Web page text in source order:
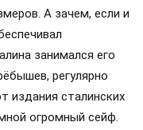
А зачем, если и
занимался его
регулярно
издания сталинских
огромный сейф.